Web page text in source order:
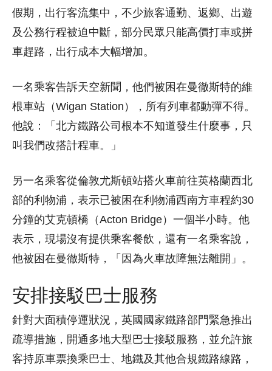
假期，出行客流集中，不少旅客通勤、返鄉、出遊
及公務行程被迫中斷，部分民眾只能高價打車或拼
車趕路，出行成本大幅增加。
一名乘客告訴天空新聞，他們被困在曼徹斯特的維
根車站（Wigan Station），所有列車都動彈不得。
他說：「北方鐵路公司根本不知道發生什麼事，只
叫我們改搭計程車。」
另一名乘客從倫敦尤斯頓站搭火車前往英格蘭西北
部的利物浦，表示已被困在利物浦西南方車程約30
分鐘的艾克頓橋（Acton Bridge）一個半小時。他
表示，現場沒有提供乘客餐飲，還有一名乘客說，
他被困在曼徹斯特，「因為火車故障無法離開」。
安排接駁巴士服務
針對大面積停運狀況，英國國家鐵路部門緊急推出
疏導措施，開通多地大型巴士接駁服務，並允許旅
客持原車票換乘巴士、地鐵及其他合規鐵路線路，